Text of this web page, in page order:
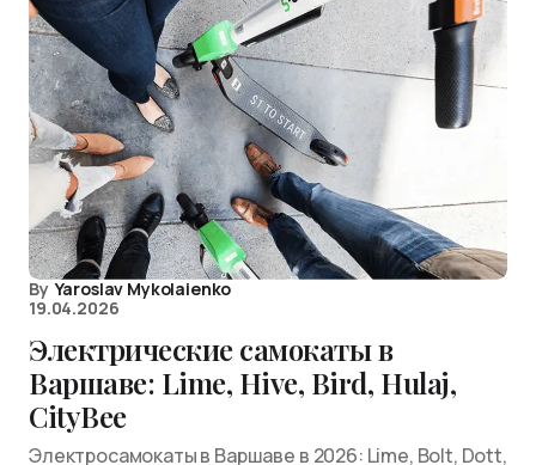
By Yaroslav Mykolaienko
19.04.2026
Электрические самокаты в
Варшаве: Lime, Hive, Bird, Hulaj,
CityBee
Электросамокаты в Варшаве в 2026: Lime, Bolt, Dott,